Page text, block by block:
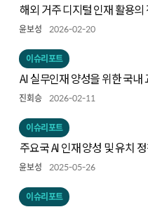
해외 거주 디지털 인재 활용
중심으로
윤보성 2026-02-20
이슈리포트
AI 실무인재 양성을 위한 국내
진회승 2026-02-11
이슈리포트
주요국 AI 인재 양성 및 유치
윤보성 2025-05-26
이슈리포트